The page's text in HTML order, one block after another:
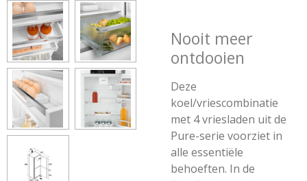
Nooit meer
ontdooien
Deze
koel/vriescombinatie
met 4 vriesladen uit de
Pure-serie voorziet in
alle essentiële
behoeften. In de